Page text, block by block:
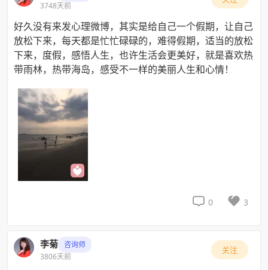
3748天前
好久没有来发心理微博，其实是给自己一个假期，让自己
放松下来，每天都是忙忙碌碌的，难得假期，适当的放松
下来，度假，感悟人生，也许生活会更美好，就是喜欢热
带雨林，热带海岛，感受不一样的美丽人生和心情！
 0  3
李菊
咨询师
3806天前
关注